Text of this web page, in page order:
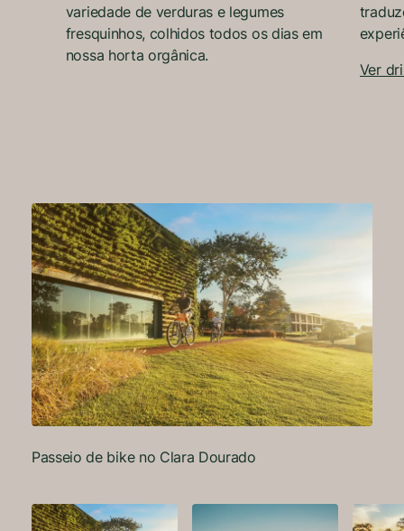
variedade de verduras e legumes
fresquinhos, colhidos todos os dias em
nossa horta orgânica.
Ver
Passeio de bike no Clara Dourado